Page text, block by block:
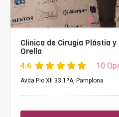
Clínica de Cirugía Plástia
Orella
4.6 10
Avda Pio XII 33 1ºA, Pamplona